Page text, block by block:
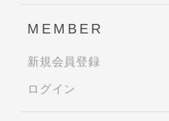
MEMBER
新規会員登録
ログイン